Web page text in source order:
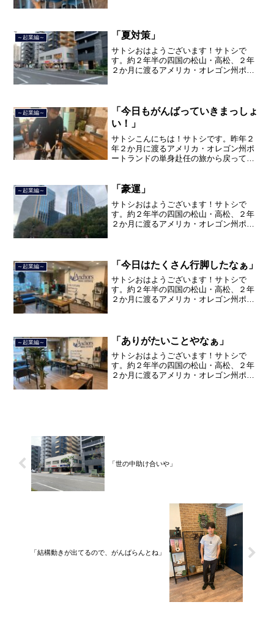
て、２０２１年３月９日より東...
～起業編～ 「夏対策」
サトシおはようございます！サトシで
す。約２年半の四国の松山・高松、２年
２か月に渡るアメリカ・オレゴン州ポー
て、２０２１年３月９日より東...
～起業編～
「今日もがんばっていきまっしょ
い！」
サトシこんにちは！サトシです。昨年２
年２か月に渡るアメリカ・オレゴン州ポ
ートランドの単身赴任の旅から戻ってき
で２３年間のサラリーマン人生を卒業
～起業編～ 「豪運」
サトシおはようございます！サトシで
す。約２年半の四国の松山・高松、２年
２か月に渡るアメリカ・オレゴン州ポー
て、２０２１年３月９日より東...
～起業編～ 「今日はたくさん行脚したなぁ」
サトシおはようございます！サトシで
す。約２年半の四国の松山・高松、２年
２か月に渡るアメリカ・オレゴン州ポー
て、２０２１年３月９日より東...
～起業編～ 「ありがたいことやなぁ」
サトシおはようございます！サトシで
す。約２年半の四国の松山・高松、２年
２か月に渡るアメリカ・オレゴン州ポー
「世の中助け合いや」
「結構動きが出てるので、がんばらんとね」